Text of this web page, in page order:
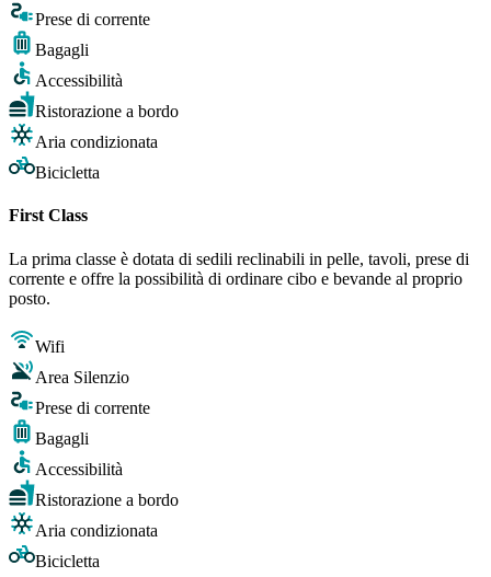
Prese di corrente
Bagagli
Accessibilità
Ristorazione a bordo
Aria condizionata
Bicicletta
First Class
La prima classe è dotata di sedili reclinabili in pelle, tavoli, prese di
corrente e offre la possibilità di ordinare cibo e bevande al proprio
posto.
Wifi
Area Silenzio
Prese di corrente
Bagagli
Accessibilità
Ristorazione a bordo
Aria condizionata
Bicicletta